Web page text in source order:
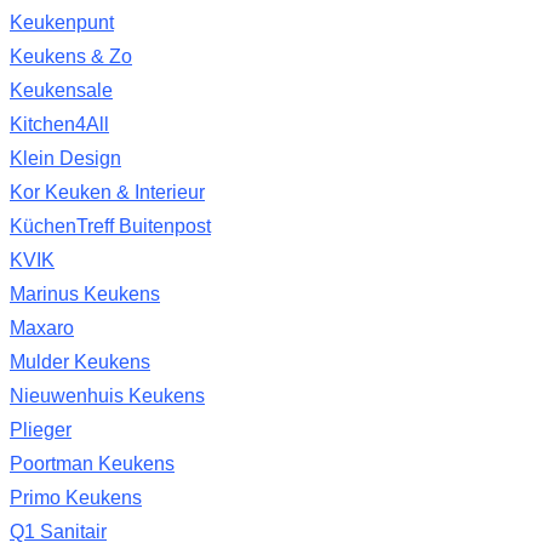
Keukenpunt
Keukens & Zo
Keukensale
Kitchen4All
Klein Design
Kor Keuken & Interieur
KüchenTreff Buitenpost
KVIK
Marinus Keukens
Maxaro
Mulder Keukens
Nieuwenhuis Keukens
Plieger
Poortman Keukens
Primo Keukens
Q1 Sanitair